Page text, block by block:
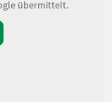
übermittelt.